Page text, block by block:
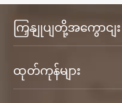
ကြှနျုပျတို့အကွောငျး
ထုတ်ကုန်များ